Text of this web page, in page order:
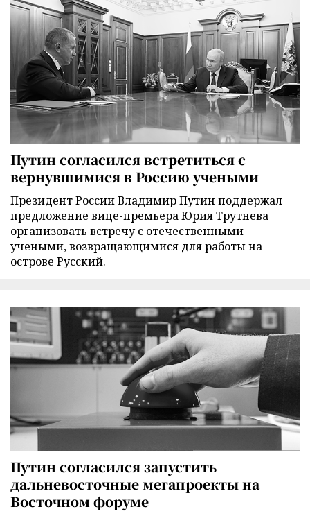
Путин согласился встретиться с
вернувшимися в Россию учеными
Президент России Владимир Путин поддержал
предложение вице-премьера Юрия Трутнева
организовать встречу с отечественными
учеными, возвращающимися для работы на
острове Русский.
Путин согласился запустить
дальневосточные мегапроекты на
Восточном форуме